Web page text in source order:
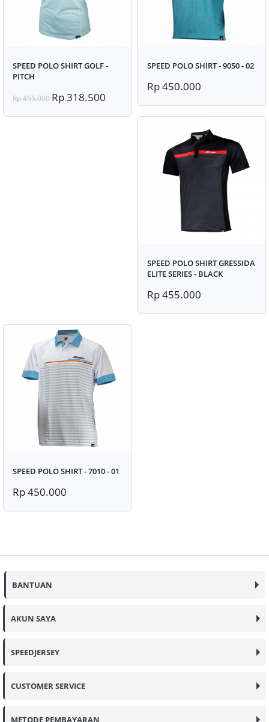
SPEED POLO SHIRT GOLF -
PITCH
Rp 455.000 Rp 318.500
SPEED POLO SHIRT - 9050 - 02
Rp 450.000
SPEED POLO SHIRT GRESSIDA
ELITE SERIES - BLACK
Rp 455.000
SPEED POLO SHIRT - 7010 - 01
Rp 450.000
BANTUAN
AKUN SAYA
SPEEDJERSEY
CUSTOMER SERVICE
METODE PEMBAYARAN